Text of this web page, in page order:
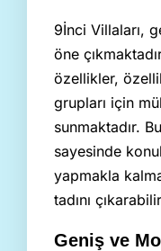
9İnci Villaları,
öne
özellikler,
grupları için
sunmaktadır.
sayesinde
yapmakla
tadını
Geniş ve